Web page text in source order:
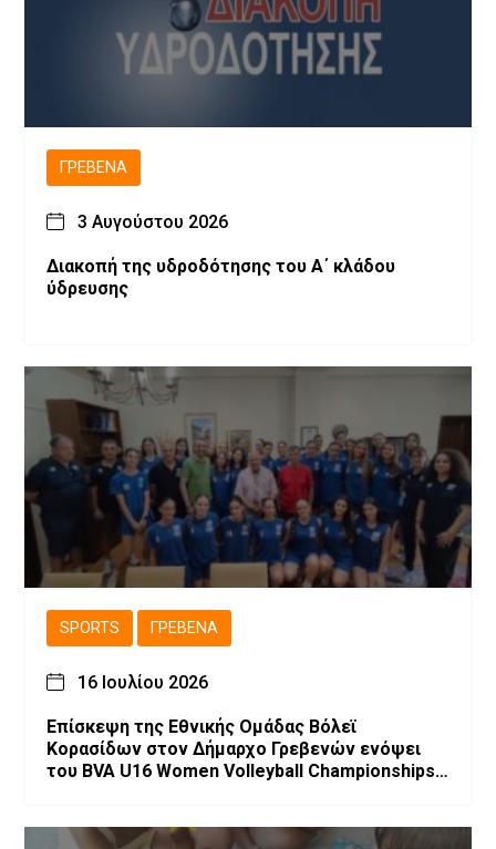
ΓΡΕΒΕΝΆ
3 Αυγούστου 2026
Διακοπή της υδροδότησης του Α΄ κλάδου
ύδρευσης
SPORTS ΓΡΕΒΕΝΆ
16 Ιουλίου 2026
Επίσκεψη της Εθνικής Ομάδας Βόλεϊ
Κορασίδων στον Δήμαρχο Γρεβενών ενόψει
του BVA U16 Women Volleyball Championships